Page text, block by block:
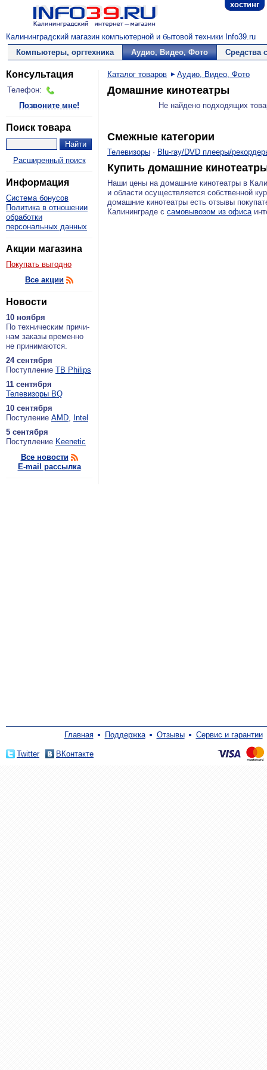
хостинг
Калининградский магазин компьютерной и бытовой техники Info39.ru
Компьютеры, оргтехника
Аудио, Видео, Фото Средства
Консультация
Телефон:
Позвоните мне!
Поиск товара
Расширенный поиск
Информация
Система бонусов
Политика в отношении
обработки
персональных данных
Акции магазина
Покупать выгодно
Все акции
Новости
10 ноября
По тех­ни­че­ским при­чи­
нам за­ка­зы вре­мен­но
не при­ни­ма­ют­ся.
24 сентября
По­ступ­ле­ние ТВ Philips
11 сентября
Теле­ви­зо­ры BQ
10 сентября
По­сту­ле­ние AMD, Intel
5 сентября
По­ступ­ле­ние Keenetic
Все новости
E-mail рассылка
Каталог товаров Аудио, Видео, Фото
Домашние кинотеатры
Не найдено подходящих
Смежные категории
Телевизоры · Blu-ray/DVD плееры/
Купить домашние
Наши цены на домашние кинотеатры в
и области осуществляется собственной
домашние кинотеатры есть отзывы
Калининграде с самовывозом из офиса
Главная Поддержка Отзывы Сервис и гарантии
Twitter ВКонтакте